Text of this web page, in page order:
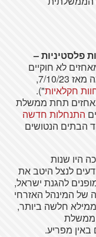
פלסטיניות –
הקימו מתנחלים לפחות 26 מאחזים לא חוקיים
חדשים, לפחות עשרה מהם בזמן המלחמה מאז 7/10/23,
חקלאיות").
תחת ממשלת
התנחלות חדשה
הבתים הנטושים
היו שנות
לנצל היטב את
להגנת ישראל,
של המינהל האזרחי
חלשה ביותר,
ממשלת
באין מפריע.